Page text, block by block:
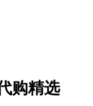
购精选